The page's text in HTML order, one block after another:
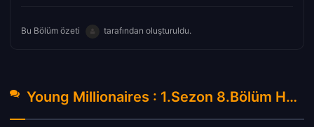
Bu Bölüm özeti tarafından oluşturuldu.
Young Millionaires : 1.Sezon 8.Bölüm Hakkında Yorumlar